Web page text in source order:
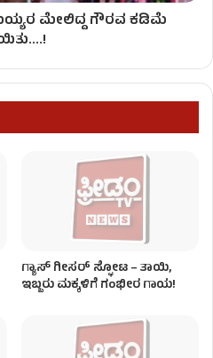
ಮೇಲಿದ್ದ ಗೌರವ ಕಡಿಮೆ
ಗ್ಯಾಸ್ ಗೀಸರ್​​ ಸ್ಫೋಟ – ತಾಯಿ,
ಇಬ್ಬರು ಮಕ್ಕಳಿಗೆ ಗಂಭೀರ ಗಾಯ!